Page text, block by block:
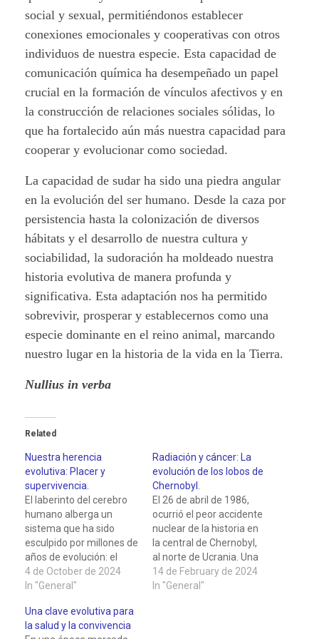
social y sexual, permitiéndonos establecer
conexiones emocionales y cooperativas con otros
individuos de nuestra especie. Esta capacidad de
comunicación química ha desempeñado un papel
crucial en la formación de vínculos afectivos y en
la construcción de relaciones sociales sólidas, lo
que ha fortalecido aún más nuestra capacidad para
cooperar y evolucionar como sociedad.
La capacidad de sudar ha sido una piedra angular
en la evolución del ser humano. Desde la caza por
persistencia hasta la colonización de diversos
hábitats y el desarrollo de nuestra cultura y
sociabilidad, la sudoración ha moldeado nuestra
historia evolutiva de manera profunda y
significativa. Esta adaptación nos ha permitido
sobrevivir, prosperar y establecernos como una
especie dominante en el reino animal, marcando
nuestro lugar en la historia de la vida en la Tierra.
Nullius in verba
Related
Nuestra herencia
evolutiva: Placer y
supervivencia.
El laberinto del cerebro
humano alberga un
sistema que ha sido
esculpido por millones de
años de evolución: el
sistema de
recompensas. Este
refinado a través de
incontables
4 de October de 2024
In "General"
Radiación y cáncer: La
evolución de los lobos de
Chernobyl.
El 26 de abril de 1986,
ocurrió el peor accidente
nuclear de la historia en
la central de Chernobyl,
al norte de Ucrania. Una
explosión liberó una
nube de material
14 de February de 2024
In "General"
Una clave evolutiva para
la salud y la convivencia